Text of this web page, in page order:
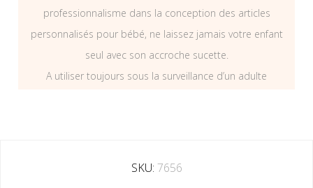
professionnalisme dans la conception des articles
personnalisés pour bébé, ne laissez jamais votre enfant
seul avec son accroche sucette.
A utiliser toujours sous la surveillance d’un adulte
SKU: 7656